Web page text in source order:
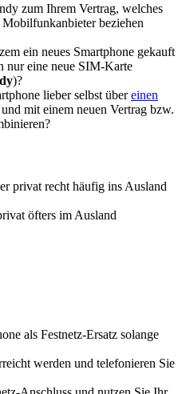
zum Ihrem Vertrag, welches
beziehen
ein neues Smartphone gekauft
nur eine neue SIM-Karte
)?
lieber selbst übereinen
und mit einem neuen Vertrag bzw.
privat recht häufig ins Ausland
öfters im Ausland
als Festnetz-Ersatz solange
werden und telefonieren Sie